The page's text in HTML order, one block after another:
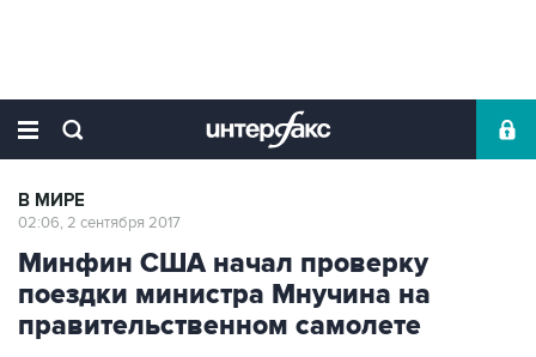
В МИРЕ
02:06, 2 сентября 2017
Минфин США начал проверку
поездки министра Мнучина на
правительственном самолете